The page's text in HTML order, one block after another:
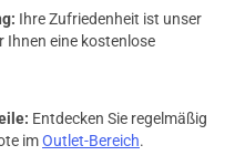
Ihre Zufriedenheit ist unser
Ihnen eine kostenlose
Entdecken Sie regelmäßig
imOutlet-Bereich.